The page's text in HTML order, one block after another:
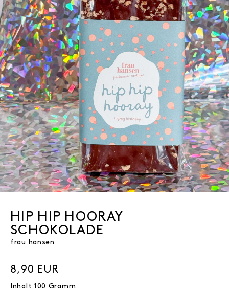
HIP HIP HOORAY
SCHOKOLADE
frau hansen
8,90 EUR
Inhalt 100 Gramm